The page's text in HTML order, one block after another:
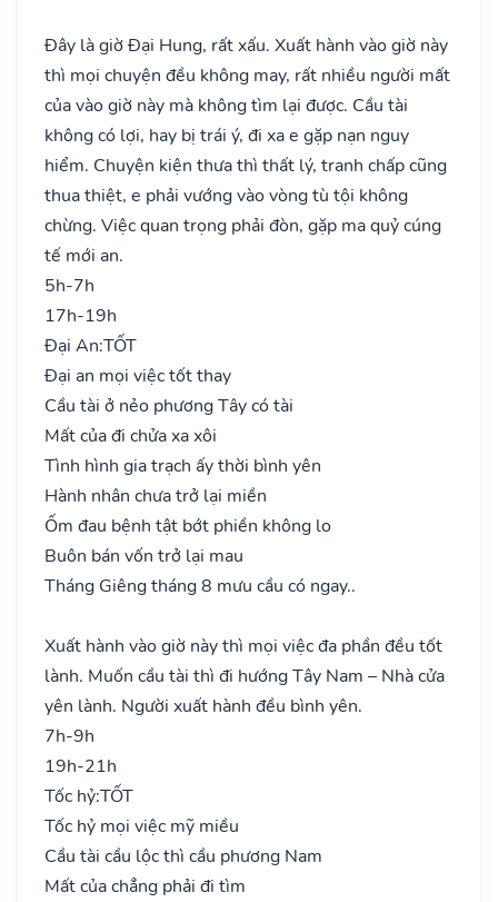
Đây là giờ Đại Hung, rất xấu. Xuất hành vào giờ này
thì mọi chuyện đều không may, rất nhiều người mất
của vào giờ này mà không tìm lại được. Cầu tài
không có lợi, hay bị trái ý, đi xa e gặp nạn nguy
hiểm. Chuyện kiện thưa thì thất lý, tranh chấp cũng
thua thiệt, e phải vướng vào vòng tù tội không
chừng. Việc quan trọng phải đòn, gặp ma quỷ cúng
tế mới an.
5h-7h
17h-19h
Đại An:TỐT
Đại an mọi việc tốt thay
Cầu tài ở nẻo phương Tây có tài
Mất của đi chửa xa xôi
Tình hình gia trạch ấy thời bình yên
Hành nhân chưa trở lại miền
Ốm đau bệnh tật bớt phiền không lo
Buôn bán vốn trở lại mau
Tháng Giêng tháng 8 mưu cầu có ngay..
Xuất hành vào giờ này thì mọi việc đa phần đều tốt
lành. Muốn cầu tài thì đi hướng Tây Nam – Nhà cửa
yên lành. Người xuất hành đều bình yên.
7h-9h
19h-21h
Tốc hỷ:TỐT
Tốc hỷ mọi việc mỹ miều
Cầu tài cầu lộc thì cầu phương Nam
Mất của chẳng phải đi tìm